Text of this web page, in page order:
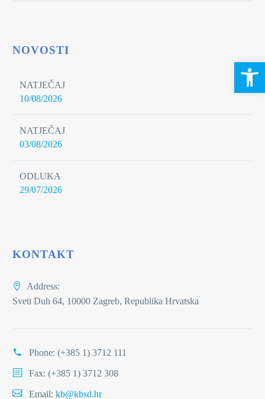
NOVOSTI
NATJEČAJ
10/08/2026
NATJEČAJ
03/08/2026
ODLUKA
29/07/2026
KONTAKT
Address:
Sveti Duh 64, 10000 Zagreb, Republika Hrvatska
Phone: (+385 1) 3712 111
Fax: (+385 1) 3712 308
Email: kb@kbsd.hr